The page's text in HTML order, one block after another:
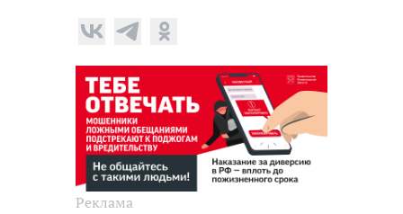
Реклама